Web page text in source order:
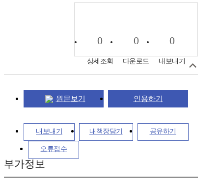
0
상세조회
0
다운로드
0
내보내기
원문보기 인용하기
내보내기 내책장담기 공유하기
오류접수
부가정보